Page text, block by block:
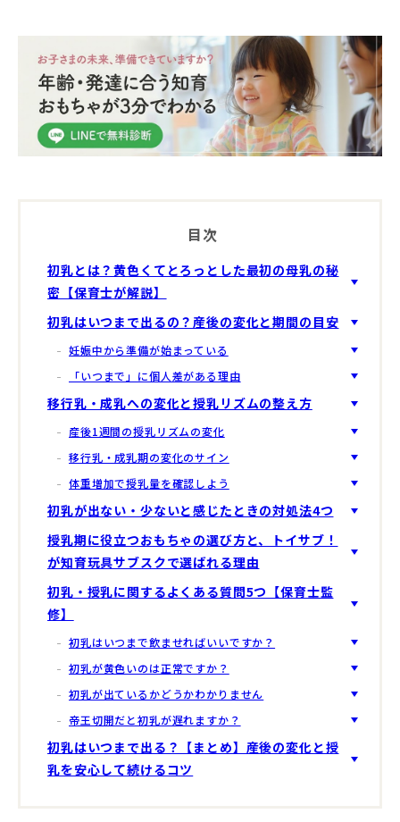
目次
初乳とは？黄色くてとろっとした最初の母乳の秘
密【保育士が解説】
初乳はいつまで出るの？産後の変化と期間の目安
妊娠中から準備が始まっている
「いつまで」に個人差がある理由
移行乳・成乳への変化と授乳リズムの整え方
産後1週間の授乳リズムの変化
移行乳・成乳期の変化のサイン
体重増加で授乳量を確認しよう
初乳が出ない・少ないと感じたときの対処法4つ
授乳期に役立つおもちゃの選び方と、トイサブ！
が知育玩具サブスクで選ばれる理由
初乳・授乳に関するよくある質問5つ【保育士監
修】
初乳はいつまで飲ませればいいですか？
初乳が黄色いのは正常ですか？
初乳が出ているかどうかわかりません
帝王切開だと初乳が遅れますか？
初乳はいつまで出る？【まとめ】産後の変化と授
乳を安心して続けるコツ